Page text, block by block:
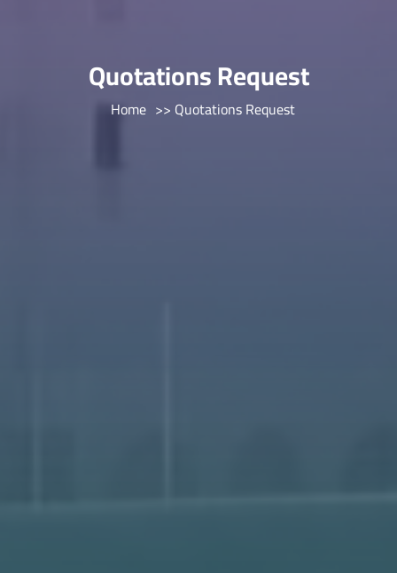
Quotations Request
Home >> Quotations Request